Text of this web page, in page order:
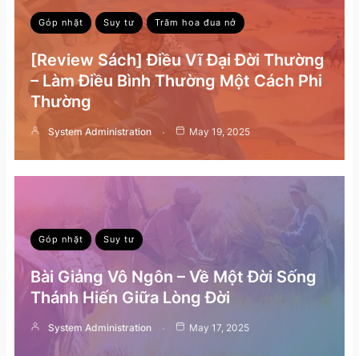
Góp nhặt Suy tư Trăm hoa đua nở
[Review Sách] Điều Vĩ Đại Đời Thường
– Làm Điều Bình Thường Một Cách Phi
Thường
System Administration May 19, 2025
Góp nhặt Suy tư
Bài Giảng Vô Ngôn – Về Một Đời Sống
Thánh Hiến Giữa Lòng Đời
System Administration May 17, 2025